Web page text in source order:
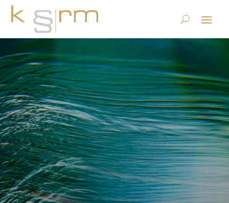
Die KI-
Wertschöpfungspyramide:
Wie Unternehmen den
maximalen Nutzen aus KI
ziehen